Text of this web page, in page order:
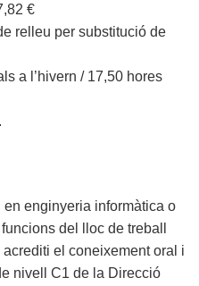
€
relleu per substitució de
a l’hivern / 17,50 hores
enginyeria informàtica o
del lloc de treball
el coneixement oral i
nivell C1 de la Direcció